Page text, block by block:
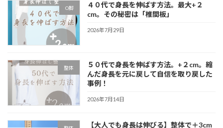
O脚
４０代で身長を伸ばす方法。最大+２
cm。その秘密は「椎間板」
2026年7月29日
整体
５０代で身長を伸ばす方法。+２cm。縮
んだ身長を元に戻して自信を取り戻した
事例！
2026年7月14日
【大人でも身長は伸びる】整体で＋3cm